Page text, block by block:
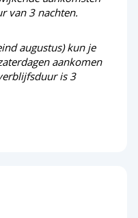
van 3 nachten.
augustus) kun je
aankomen
is 3